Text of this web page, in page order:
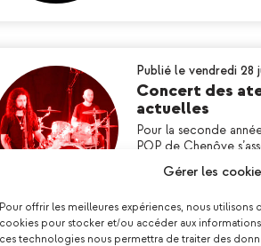
Gérer les
Pour offrir les meilleures expériences, nous utilisons
cookies pour stocker et/ou accéder aux
ces technologies nous permettra de traiter des
Publié le vendredi 28
Concert des
actuelles
Pour la seconde
POP de Chenôve
Marsannay-la-Côte
ateliers Musiques